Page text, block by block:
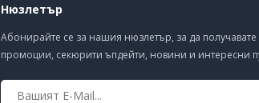
Нюзлетър
Абонирайте се за нашия нюзлетър, за да
промоции, секюрити ъпдейти, новини и интересни